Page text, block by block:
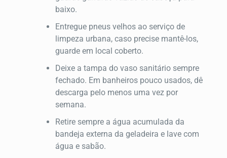
baixo.
Entregue pneus velhos ao serviço de
limpeza urbana, caso precise mantê-los,
guarde em local coberto.
Deixe a tampa do vaso sanitário sempre
fechado. Em banheiros pouco usados, dê
descarga pelo menos uma vez por
semana.
Retire sempre a água acumulada da
bandeja externa da geladeira e lave com
água e sabão.